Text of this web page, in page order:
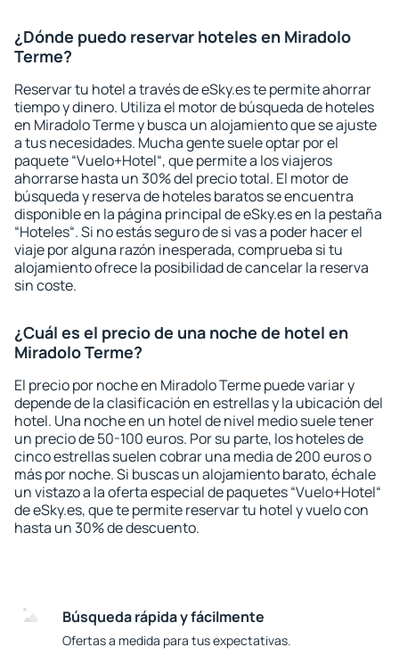
¿Dónde puedo reservar hoteles en Miradolo
Terme?
Reservar tu hotel a través de eSky.es te permite ahorrar
tiempo y dinero. Utiliza el motor de búsqueda de hoteles
en Miradolo Terme y busca un alojamiento que se ajuste
a tus necesidades. Mucha gente suele optar por el
paquete “Vuelo+Hotel“, que permite a los viajeros
ahorrarse hasta un 30% del precio total. El motor de
búsqueda y reserva de hoteles baratos se encuentra
disponible en la página principal de eSky.es en la pestaña
“Hoteles“. Si no estás seguro de si vas a poder hacer el
viaje por alguna razón inesperada, comprueba si tu
alojamiento ofrece la posibilidad de cancelar la reserva
sin coste.
¿Cuál es el precio de una noche de hotel en
Miradolo Terme?
El precio por noche en Miradolo Terme puede variar y
depende de la clasificación en estrellas y la ubicación del
hotel. Una noche en un hotel de nivel medio suele tener
un precio de 50-100 euros. Por su parte, los hoteles de
cinco estrellas suelen cobrar una media de 200 euros o
más por noche. Si buscas un alojamiento barato, échale
un vistazo a la oferta especial de paquetes “Vuelo+Hotel“
de eSky.es, que te permite reservar tu hotel y vuelo con
hasta un 30% de descuento.
Búsqueda rápida y fácilmente
Ofertas a medida para tus expectativas.